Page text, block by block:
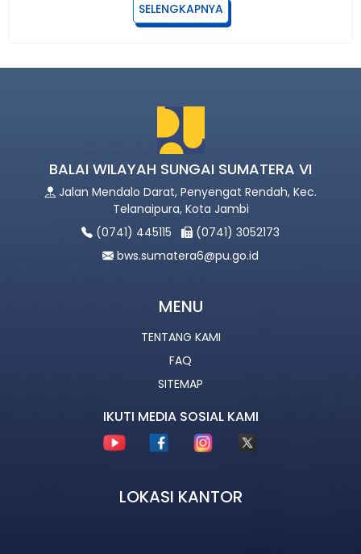
SELENGKAPNYA
BALAI WILAYAH SUNGAI SUMATERA VI
Jalan Mendalo Darat, Penyengat Rendah, Kec.
Telanaipura, Kota Jambi
(0741) 445115
(0741) 3052173
bws.sumatera6@pu.go.id
MENU
TENTANG KAMI
FAQ
SITEMAP
IKUTI MEDIA SOSIAL KAMI
LOKASI KANTOR